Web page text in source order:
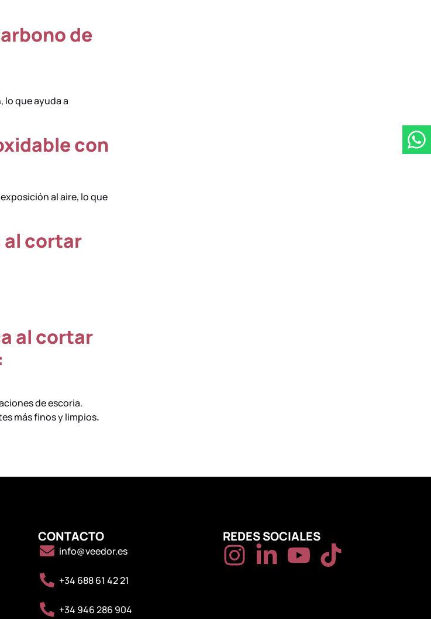
de
lo que ayuda a
con
al aire, lo que
al cortar
al cortar
de escoria.
más finos y limpios.
CONTACTO
info@veedor.es
+34 688 61 42 21
+34 946 286 904
REDES SOCIALES